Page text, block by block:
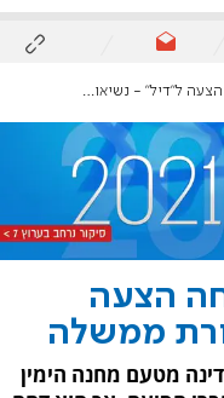
- נשיאות תמורת ממשלה
הצעה
ממשלה
מטעם מחנה הימין